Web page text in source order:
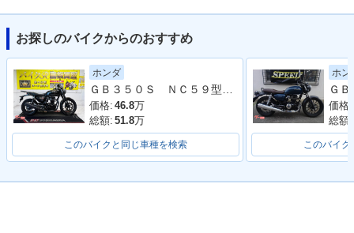
お探しのバイクからのおすすめ
ホンダ
価格: 46.8万
総額: 51.8万
このバイクと同じ車種を検索
ホン
価格:
総額:
このバイク